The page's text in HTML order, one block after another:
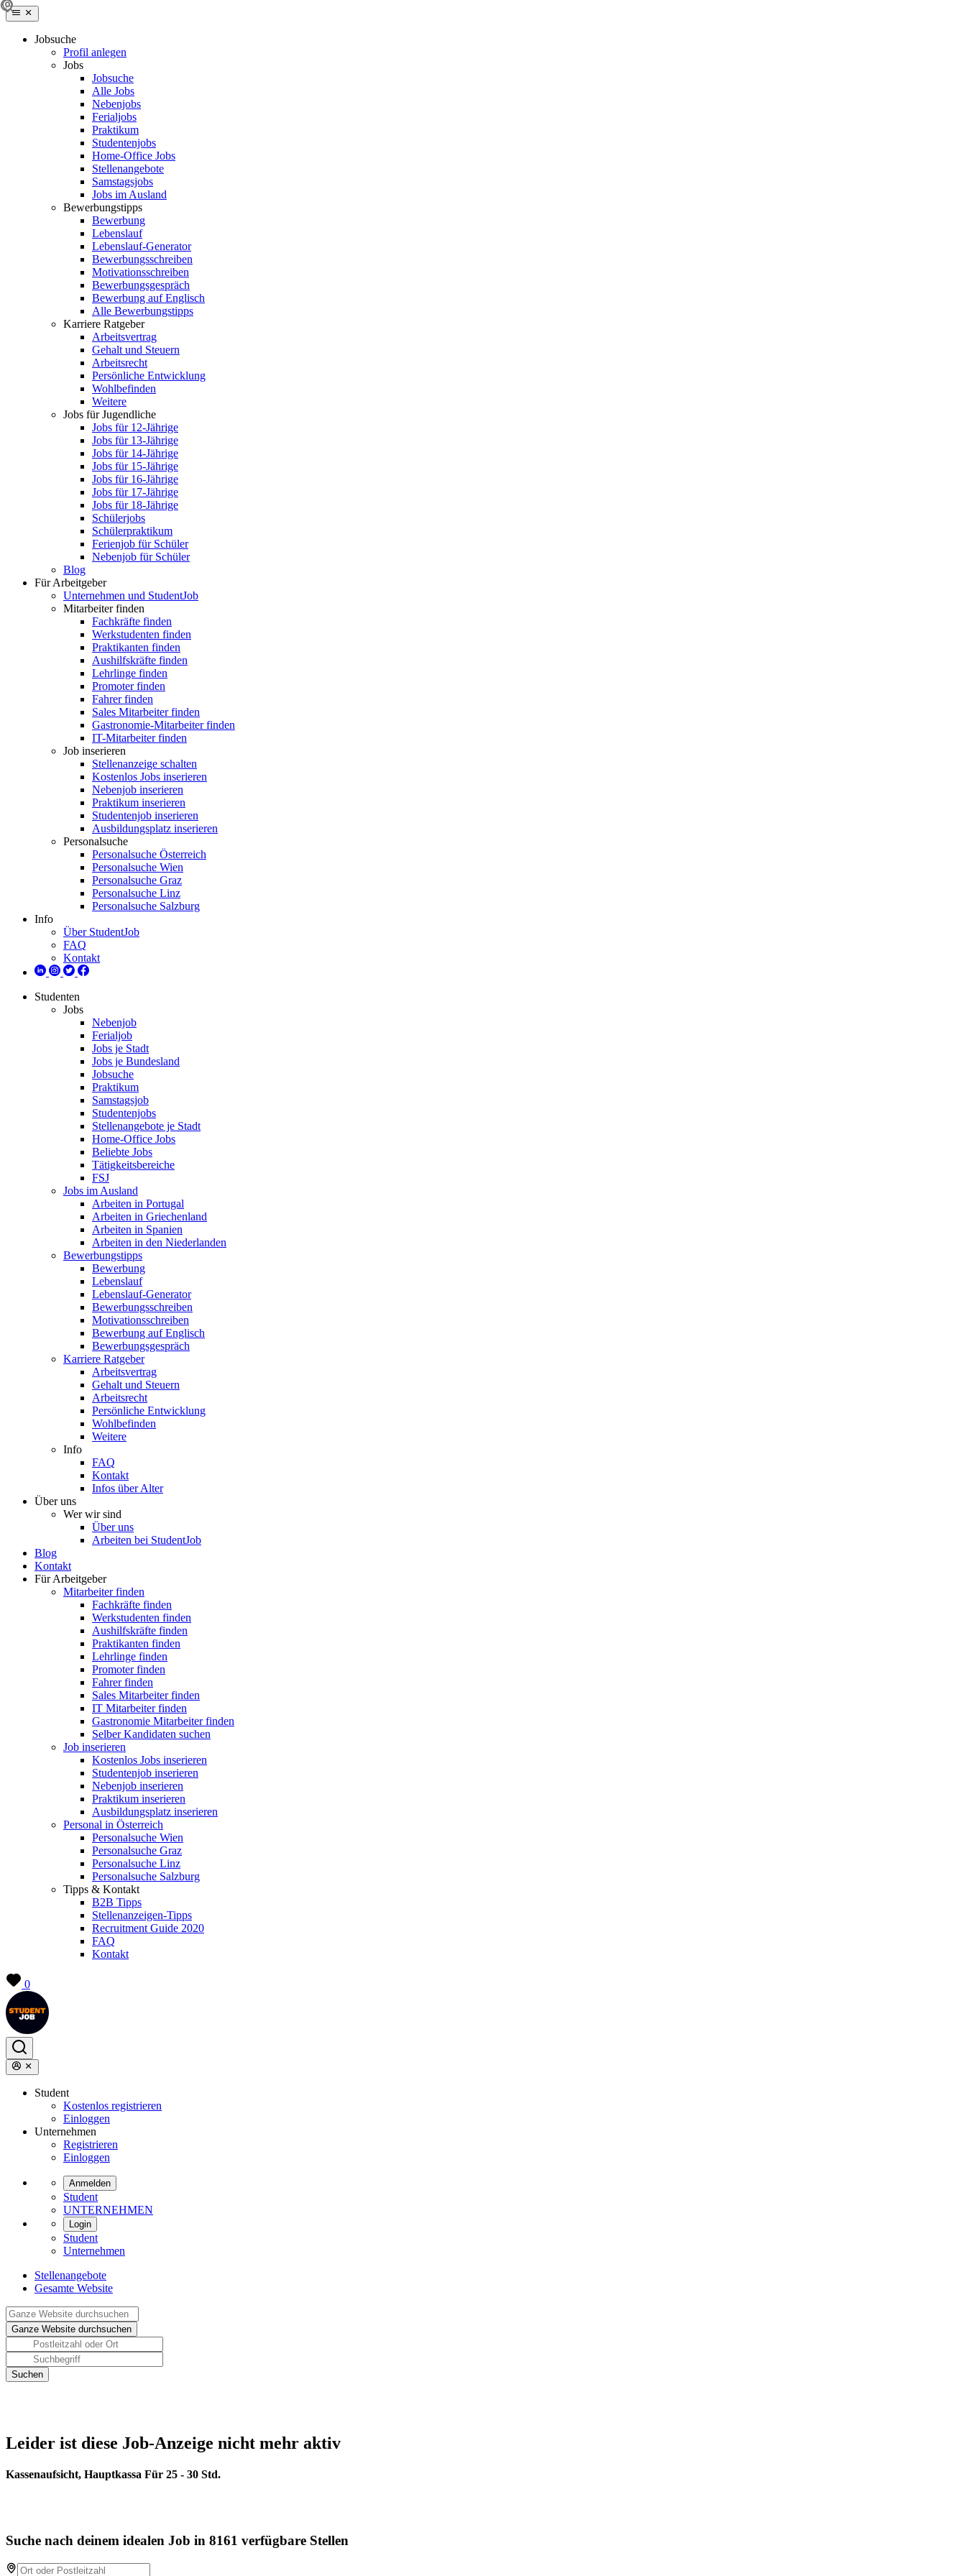
Jobsuche
Profil anlegen
Jobs
Jobsuche
Alle Jobs
Nebenjobs
Ferialjobs
Praktikum
Studentenjobs
Home-Office Jobs
Stellenangebote
Samstagsjobs
Jobs im Ausland
Bewerbungstipps
Bewerbung
Lebenslauf
Lebenslauf-Generator
Bewerbungsschreiben
Motivationsschreiben
Bewerbungsgespräch
Bewerbung auf Englisch
Alle Bewerbungstipps
Karriere Ratgeber
Arbeitsvertrag
Gehalt und Steuern
Arbeitsrecht
Persönliche Entwicklung
Wohlbefinden
Weitere
Jobs für Jugendliche
Jobs für 12-Jährige
Jobs für 13-Jährige
Jobs für 14-Jährige
Jobs für 15-Jährige
Jobs für 16-Jährige
Jobs für 17-Jährige
Jobs für 18-Jährige
Schülerjobs
Schülerpraktikum
Ferienjob für Schüler
Nebenjob für Schüler
Blog
Für Arbeitgeber
Unternehmen und StudentJob
Mitarbeiter finden
Fachkräfte finden
Werkstudenten finden
Praktikanten finden
Aushilfskräfte finden
Lehrlinge finden
Promoter finden
Fahrer finden
Sales Mitarbeiter finden
Gastronomie-Mitarbeiter finden
IT-Mitarbeiter finden
Job inserieren
Stellenanzeige schalten
Kostenlos Jobs inserieren
Nebenjob inserieren
Praktikum inserieren
Studentenjob inserieren
Ausbildungsplatz inserieren
Personalsuche
Personalsuche Österreich
Personalsuche Wien
Personalsuche Graz
Personalsuche Linz
Personalsuche Salzburg
Info
Über StudentJob
FAQ
Kontakt
Studenten
Jobs
Nebenjob
Ferialjob
Jobs je Stadt
Jobs je Bundesland
Jobsuche
Praktikum
Samstagsjob
Studentenjobs
Stellenangebote je Stadt
Home-Office Jobs
Beliebte Jobs
Tätigkeitsbereiche
FSJ
Jobs im Ausland
Arbeiten in Portugal
Arbeiten in Griechenland
Arbeiten in Spanien
Arbeiten in den Niederlanden
Bewerbungstipps
Bewerbung
Lebenslauf
Lebenslauf-Generator
Bewerbungsschreiben
Motivationsschreiben
Bewerbung auf Englisch
Bewerbungsgespräch
Karriere Ratgeber
Arbeitsvertrag
Gehalt und Steuern
Arbeitsrecht
Persönliche Entwicklung
Wohlbefinden
Weitere
Info
FAQ
Kontakt
Infos über Alter
Über uns
Wer wir sind
Über uns
Arbeiten bei StudentJob
Blog
Kontakt
Für Arbeitgeber
Mitarbeiter finden
Fachkräfte finden
Werkstudenten finden
Aushilfskräfte finden
Praktikanten finden
Lehrlinge finden
Promoter finden
Fahrer finden
Sales Mitarbeiter finden
IT Mitarbeiter finden
Gastronomie Mitarbeiter finden
Selber Kandidaten suchen
Job inserieren
Kostenlos Jobs inserieren
Studentenjob inserieren
Nebenjob inserieren
Praktikum inserieren
Ausbildungsplatz inserieren
Personal in Österreich
Personalsuche Wien
Personalsuche Graz
Personalsuche Linz
Personalsuche Salzburg
Tipps & Kontakt
B2B Tipps
Stellenanzeigen-Tipps
Recruitment Guide 2020
FAQ
Kontakt
0
Student
Kostenlos registrieren
Einloggen
Unternehmen
Registrieren
Einloggen
Anmelden
Student
UNTERNEHMEN
Login
Student
Unternehmen
Stellenangebote
Gesamte Website
Leider ist diese Job-Anzeige nicht mehr aktiv
Kassenaufsicht, Hauptkassa Für 25 - 30 Std.
Suche nach deinem idealen Job in 8161 verfügbare Stellen